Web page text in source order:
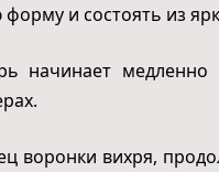
и состоять из
начинает
воронки вихря,